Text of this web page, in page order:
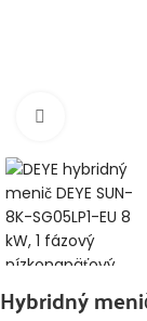
Hybridný